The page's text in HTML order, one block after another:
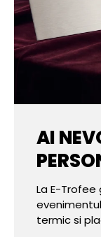
AI
La E-
termic si